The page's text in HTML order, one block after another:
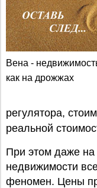
Вена -
как на дрожжах
регулятора,
реальной
При этом даже
недвижимости
феномен. Цены